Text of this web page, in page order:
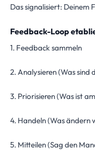
Das signalisiert: Deinem
Feedback-Loop
1. Feedback sammeln
2. Analysieren (Was
3. Priorisieren (Was ist
4. Handeln (Was ändern
5. Mitteilen (Sag den